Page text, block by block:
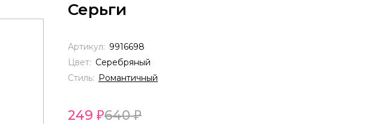
Серьги
249 640
Артикул: 9916698
Цвет: Серебряный
Стиль: Романтичный